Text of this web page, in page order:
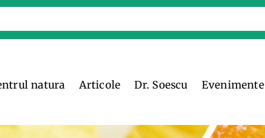
natura Articole Dr. Soescu Evenimente